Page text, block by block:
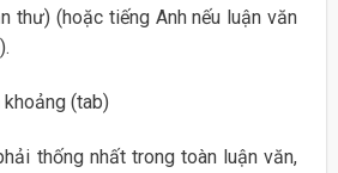
thư) (hoặc tiếng Anh nếu luận văn
khoảng (tab)
thống nhất trong toàn luận văn,